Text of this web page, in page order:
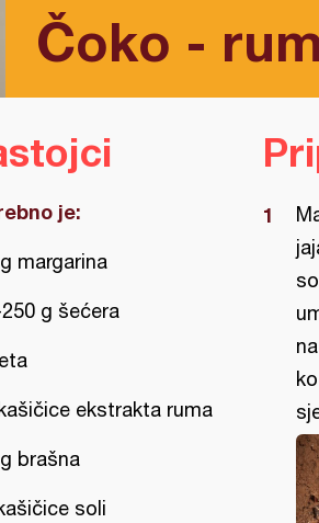
Čoko -
je:
margarina
g šećera
ekstrakta ruma
brašna
soli